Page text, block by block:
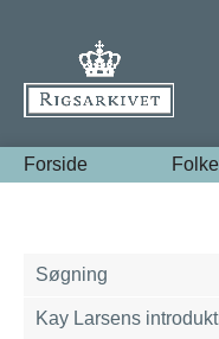
Forside
Søgning
Kay Larsens